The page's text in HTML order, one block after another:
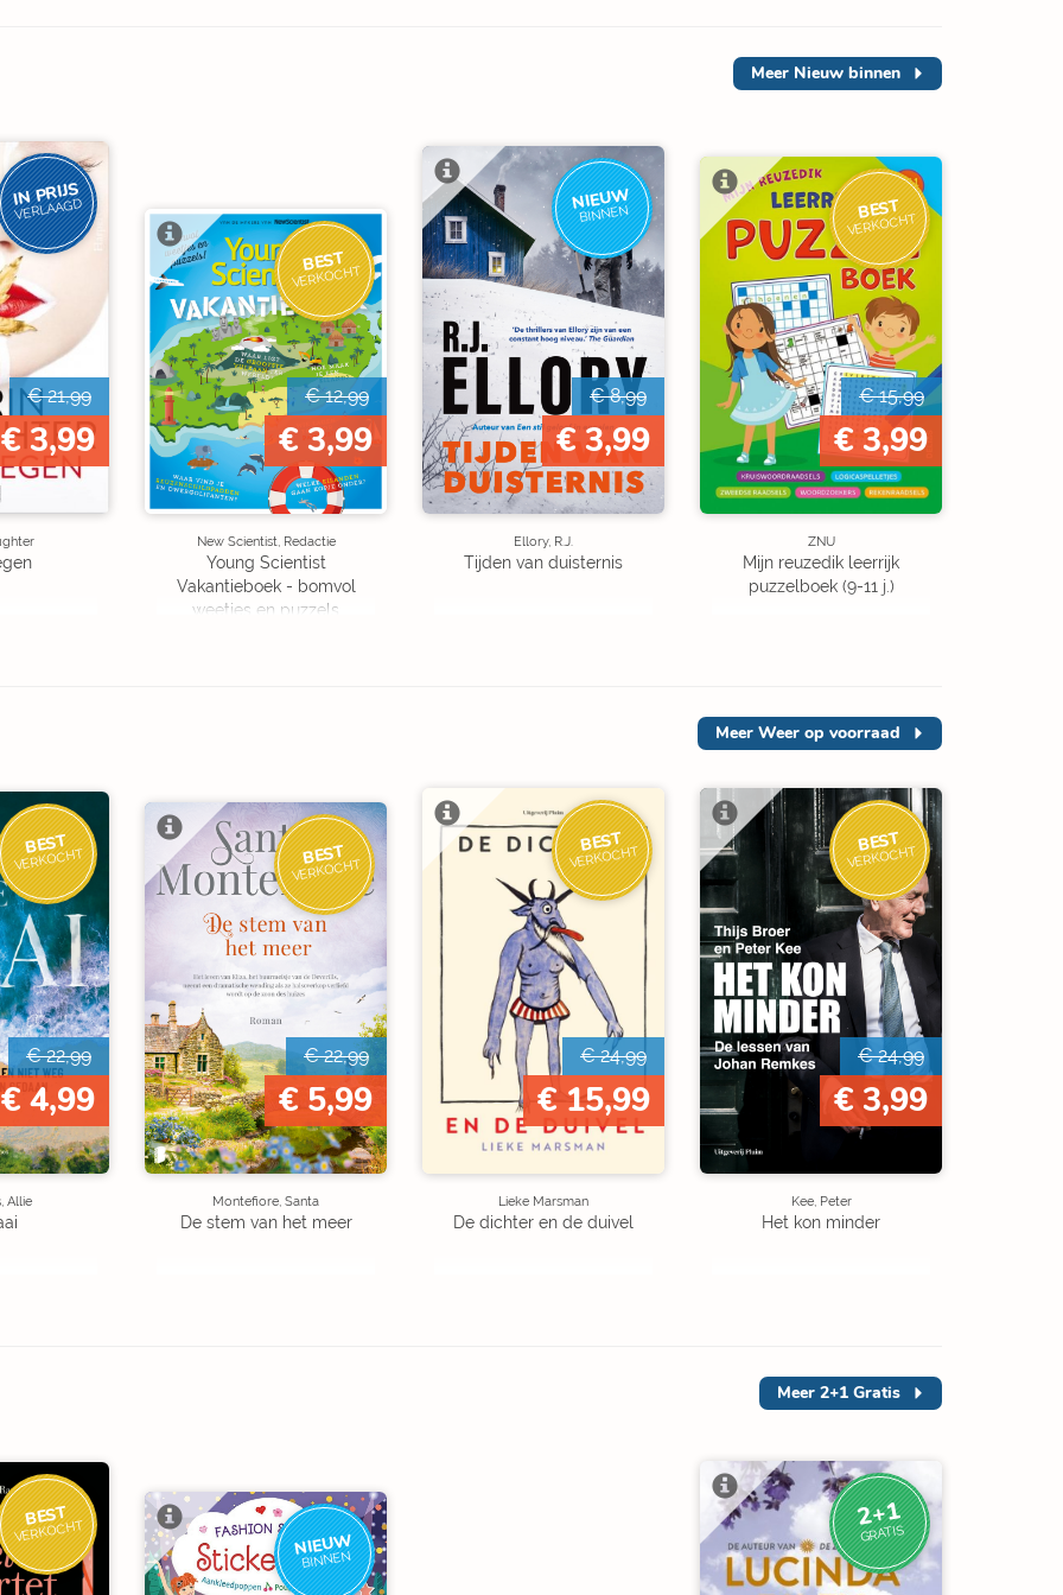
Meer Nieuw binnen
IN PRIJS
VERLAAGD
€ 21,99
€ 3,99
BEST
VERKOCHT
€ 12,99
€ 3,99
New Scientist, Redactie
Young Scientist
Vakantieboek - bomvol
weetjes en puzzels
NIEUW
BINNEN
€ 8,99
€ 3,99
Ellory, R.J.
Tijden van duisternis
BEST
VERKOCHT
€ 15,99
€ 3,99
ZNU
Mijn reuzedik leerrijk
puzzelboek (9-11 j.)
Meer Weer op voorraad
BEST
VERKOCHT
€ 22,99
€ 4,99
Allie
BEST
VERKOCHT
€ 22,99
€ 5,99
Montefiore, Santa
De stem van het meer
BEST
VERKOCHT
€ 24,99
€ 15,99
Lieke Marsman
De dichter en de duivel
BEST
VERKOCHT
€ 24,99
€ 3,99
Kee, Peter
Het kon minder
Meer 2+1 Gratis
BEST
VERKOCHT NIEUW
BINNEN
2+1
GRATIS